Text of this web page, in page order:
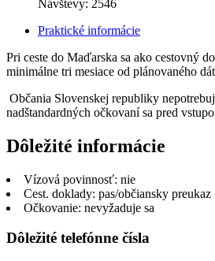
Návštevy: 2546
Praktické informácie
Pri ceste do Maďarska sa ako cestovný
minimálne tri mesiace od plánovaného
Občania Slovenskej republiky
nadštandardných očkovaní sa pred
Dôležité informácie
Vízová povinnosť: nie
Cest. doklady: pas/občiansky preukaz
Očkovanie: nevyžaduje sa
Dôležité telefónne čísla